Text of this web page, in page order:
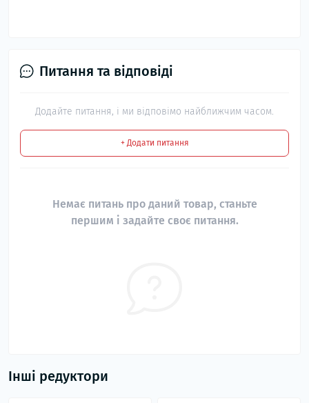
Питання та відповіді
Додайте питання, і ми відповімо найближчим часом.
+ Додати питання
Немає питань про даний товар, станьте
першим і задайте своє питання.
Інші редуктори